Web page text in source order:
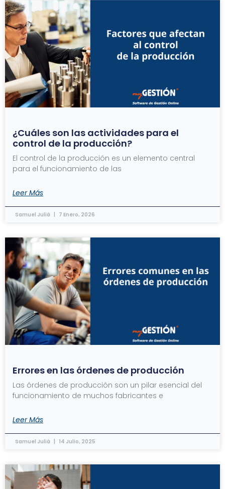
¿Cuáles son las actividades para el
control de la producción?
El control de la producción es un elemento central
para el funcionamiento de las
Leer Más
Samuel Juliá 7 Enero, 2026
Errores en las órdenes de producción
Las órdenes de producción son un pilar esencial del
funcionamiento de muchos fabricantes e
Leer Más
Samuel Juliá 14 Julio, 2025